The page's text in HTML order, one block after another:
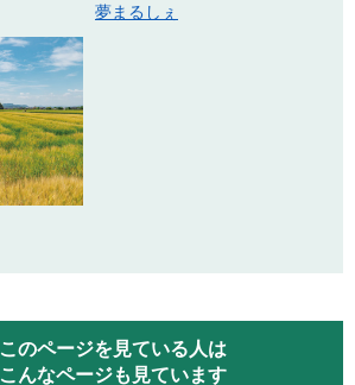
夢まるしぇ
このページを見ている人は
こんなページも見ています